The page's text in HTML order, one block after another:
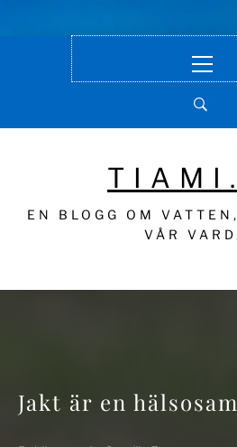
meny
EN BLOGG OM
VÅR
Jakt är en